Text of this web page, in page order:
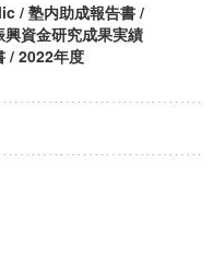
/ 塾内助成報告書 /
興資金研究成果実績
/ 2022年度